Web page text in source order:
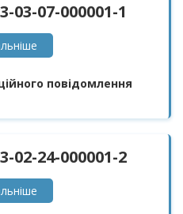
03-07-000001-1
повідомлення
02-24-000001-2